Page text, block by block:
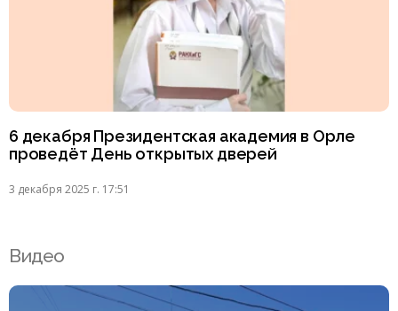
6 декабря Президентская академия в Орле
проведёт День открытых дверей
3 декабря 2025 г. 17:51
Видео